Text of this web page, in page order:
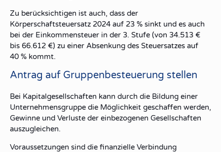
Zu berücksichtigen ist auch, dass der
Körperschaftsteuersatz 2024 auf 23 % sinkt und es auch
bei der Einkommensteuer in der 3. Stufe (von 34.513 €
bis 66.612 €) zu einer Absenkung des Steuersatzes auf
40 % kommt.
Antrag auf Gruppenbesteuerung stellen
Bei Kapitalgesellschaften kann durch die Bildung einer
Unternehmensgruppe die Möglichkeit geschaffen werden,
Gewinne und Verluste der einbezogenen Gesellschaften
auszugleichen.
Voraussetzungen sind die finanzielle Verbindung